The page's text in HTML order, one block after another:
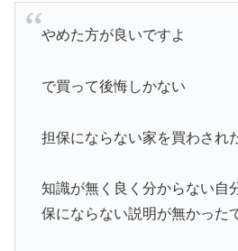
やめた方が良いですよ
で買って後悔しかない
担保にならない家を買わされ
知識が無く良く分からない自
保にならない説明が無かった